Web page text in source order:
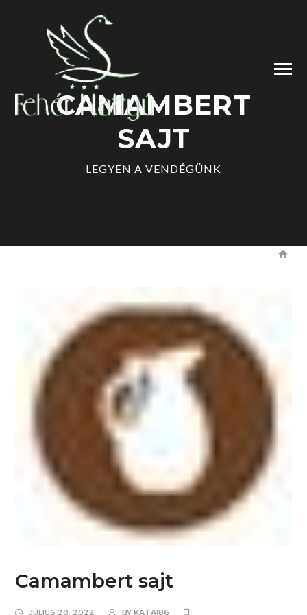
CAMAMBERT
SAJT
LEGYEN A VENDÉGÜNK
Camambert sajt
JÚLIUS 20, 2022 BYKATAI86